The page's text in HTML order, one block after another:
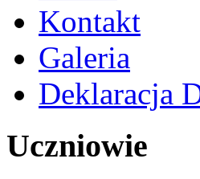
Kontakt
Galeria
Deklaracja
Uczniowie